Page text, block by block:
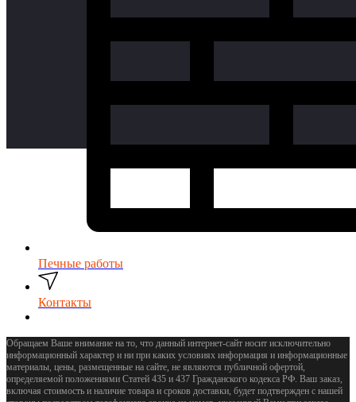
Печные работы
Контакты
Обращаем Ваше внимание на то, что данный интернет-сайт носит исключительно
информационный характер и ни при каких условиях информация и информационные
материалы, цены, размещенные на сайте, не являются публичной офертой,
определяемой положениями Статей 435 и 437 Гражданского кодекса РФ. Ваш заказ,
включая стоимость и наличие товара и сроков доставки, будет подтвержден с нашей